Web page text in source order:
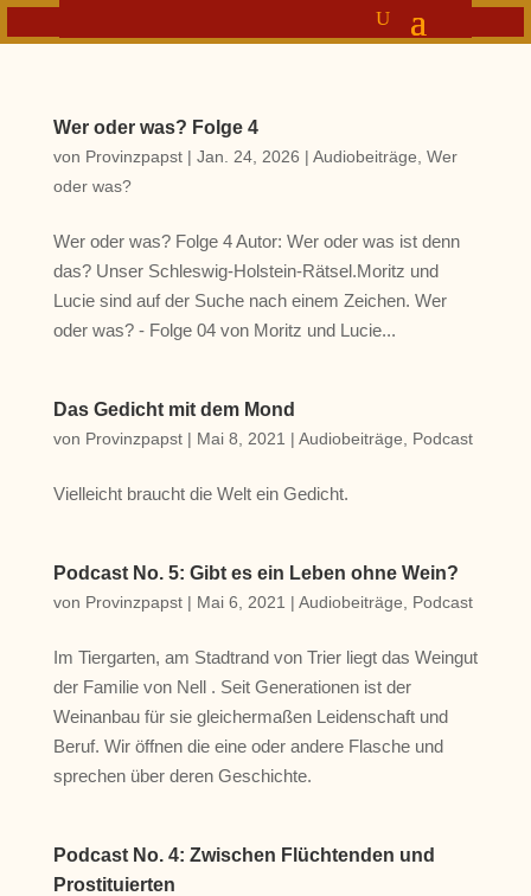
Wer oder was? Folge 4
von Provinzpapst| Jan. 24, 2026 | Audiobeiträge Wer
oder was?
Wer oder was? Folge 4 Autor: Wer oder was ist denn
das? Unser Schleswig-Holstein-Rätsel.Moritz und
Lucie sind auf der Suche nach einem Zeichen. Wer
oder was? - Folge 04 von Moritz und Lucie...
Das Gedicht mit dem Mond
von Provinzpapst| Mai 8, 2021 | Audiobeiträge Podcast
Vielleicht braucht die Welt ein Gedicht.
Podcast No. 5: Gibt es ein Leben ohne Wein?
von Provinzpapst| Mai 6, 2021 | Audiobeiträge Podcast
Im Tiergarten, am Stadtrand von Trier liegt das Weingut
der Familie von Nell . Seit Generationen ist der
Weinanbau für sie gleichermaßen Leidenschaft und
Beruf. Wir öffnen die eine oder andere Flasche und
sprechen über deren Geschichte.
Podcast No. 4: Zwischen Flüchtenden und
Prostituierten